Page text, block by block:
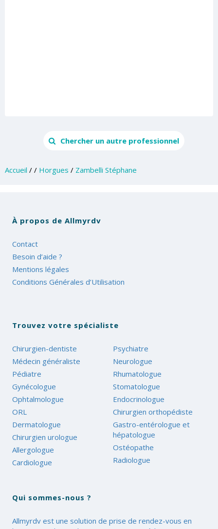
Chercher un autre professionnel
Accueil / / Horgues / Zambelli Stéphane
À propos de Allmyrdv
Contact
Besoin d’aide ?
Mentions légales
Conditions Générales d’Utilisation
Trouvez votre spécialiste
Chirurgien-dentiste
Médecin généraliste
Pédiatre
Gynécologue
Ophtalmologue
ORL
Dermatologue
Chirurgien urologue
Allergologue
Cardiologue
Psychiatre
Neurologue
Rhumatologue
Stomatologue
Endocrinologue
Chirurgien orthopédiste
Gastro-entérologue et
hépatologue
Ostéopathe
Radiologue
Qui sommes-nous ?
Allmyrdv est une solution de prise de rendez-vous en